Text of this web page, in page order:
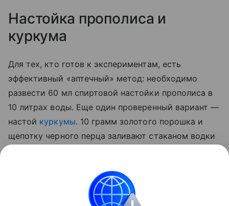
Настойка прополиса и
куркума
Для тех, кто готов к экспериментам, есть
эффективный «аптечный» метод: необходимо
развести 60 мл спиртовой настойки прополиса в
10 литрах воды. Еще один проверенный вариант —
настой куркумы. 10 грамм золотого порошка и
щепотку черного перца заливают стаканом водки
опрыскивают стебли, а также листья с верхней и